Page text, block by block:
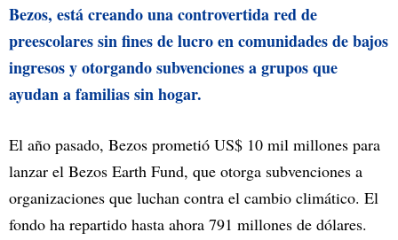
Bezos, está creando una controvertida red de
preescolares sin fines de lucro en comunidades de bajos
ingresos y otorgando subvenciones a grupos que
ayudan a familias sin hogar.
El año pasado, Bezos prometió US$ 10 mil millones para
lanzar el Bezos Earth Fund, que otorga subvenciones a
organizaciones que luchan contra el cambio climático. El
fondo ha repartido hasta ahora 791 millones de dólares.